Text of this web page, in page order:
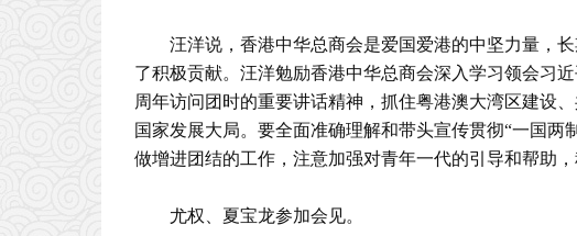
汪洋说，香港中华总商会是爱国爱港的中坚力量，
了积极贡献。汪洋勉励香港中华总商会深入学习领会习
周年访问团时的重要讲话精神，抓住粤港澳大湾区建设
国家发展大局。要全面准确理解和带头宣传贯彻“一国
做增进团结的工作，注意加强对青年一代的引导和帮助
尤权、夏宝龙参加会见。